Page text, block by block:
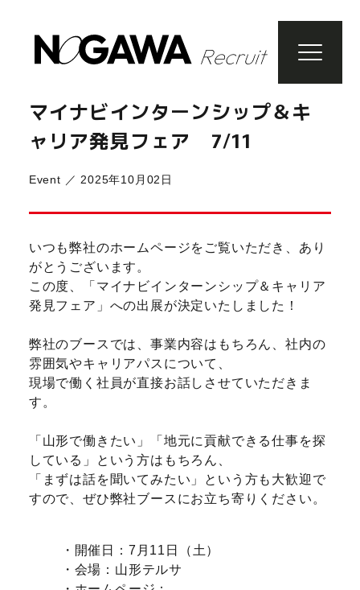
社内での取り組み
野川商事
野川ガス住宅設備
天童給食センター・山形互助センター
新卒採用
キャリア採用
お問い合わせ
マイナビインターンシップ＆キ
ャリア発見フェア 7/11
Event ／ 2025年10月02日
いつも弊社のホームページをご覧いただき、あり
がとうございます。
この度、「マイナビインターンシップ＆キャリア
発見フェア」への出展が決定いたしました！
弊社のブースでは、事業内容はもちろん、社内の
雰囲気やキャリアパスについて、
現場で働く社員が直接お話しさせていただきま
す。
「山形で働きたい」「地元に貢献できる仕事を探
している」という方はもちろん、
「まずは話を聞いてみたい」という方も大歓迎で
すので、ぜひ弊社ブースにお立ち寄りください。
・開催日：7月11日（土）
・会場：山形テルサ